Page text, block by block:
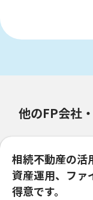
他のFP会社
相続不動産の活
資産運用、ファ
得意です。